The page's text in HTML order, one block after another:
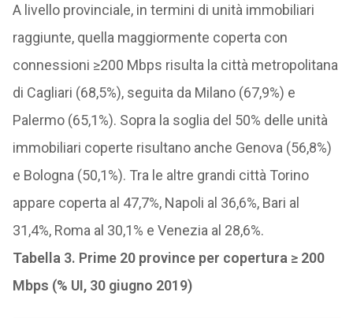
A livello provinciale, in termini di unità immobiliari
raggiunte, quella maggiormente coperta con
connessioni ≥200 Mbps risulta la città metropolitana
di Cagliari (68,5%), seguita da Milano (67,9%) e
Palermo (65,1%). Sopra la soglia del 50% delle unità
immobiliari coperte risultano anche Genova (56,8%)
e Bologna (50,1%). Tra le altre grandi città Torino
appare coperta al 47,7%, Napoli al 36,6%, Bari al
31,4%, Roma al 30,1% e Venezia al 28,6%.
Tabella 3. Prime 20 province per copertura ≥ 200
Mbps (% UI, 30 giugno 2019)